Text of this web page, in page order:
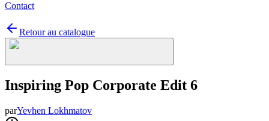
Contact
Retour au catalogue
Inspiring Pop Corporate Edit 6
parYevhen Lokhmatov